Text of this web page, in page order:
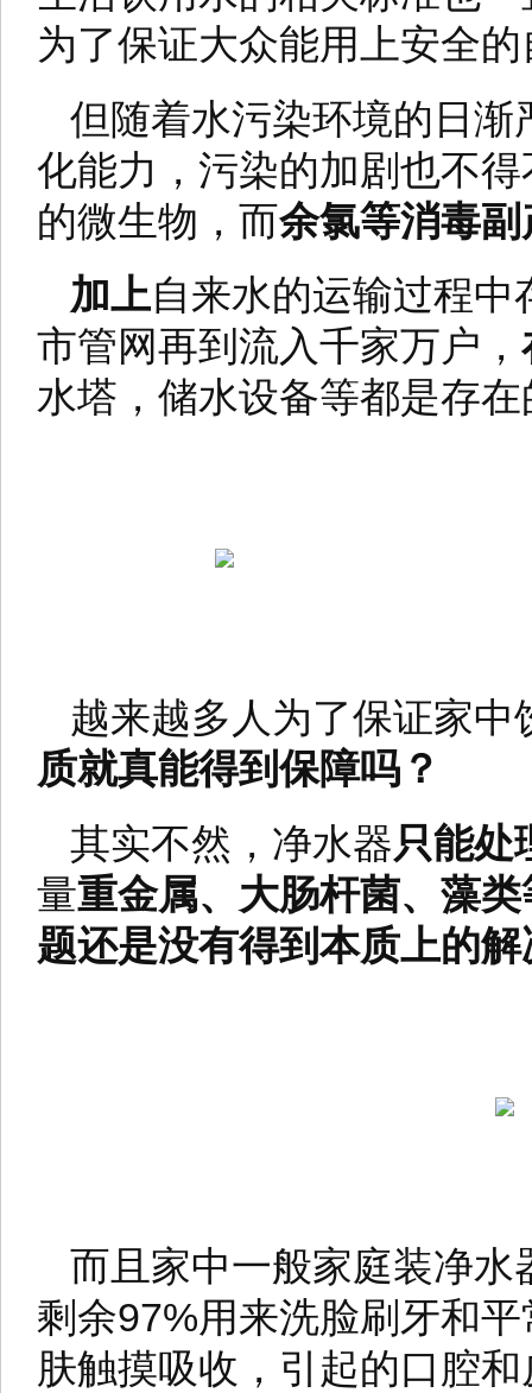
为了保证大众能用上安全
但随着水污染环境的日
化能力，污染的加剧也不
的微生物，而余氯等消毒
加上自来水的运输过程
市管网再到流入千家万户，
水塔，储水设备等都是存
越来越多人为了保证家
质就真能得到保障吗？
其实不然，净水器只能处
量重金属、大肠杆菌、藻
题还是没有得到本质上的
而且家中一般家庭装净
剩余97%用来洗脸刷牙和
肤触摸吸收，引起的口腔